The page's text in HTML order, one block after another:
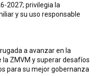
2027; privilegia la
y su uso responsable
a avanzar en la
la ZMVM y superar desafíos
para su mejor gobernanza